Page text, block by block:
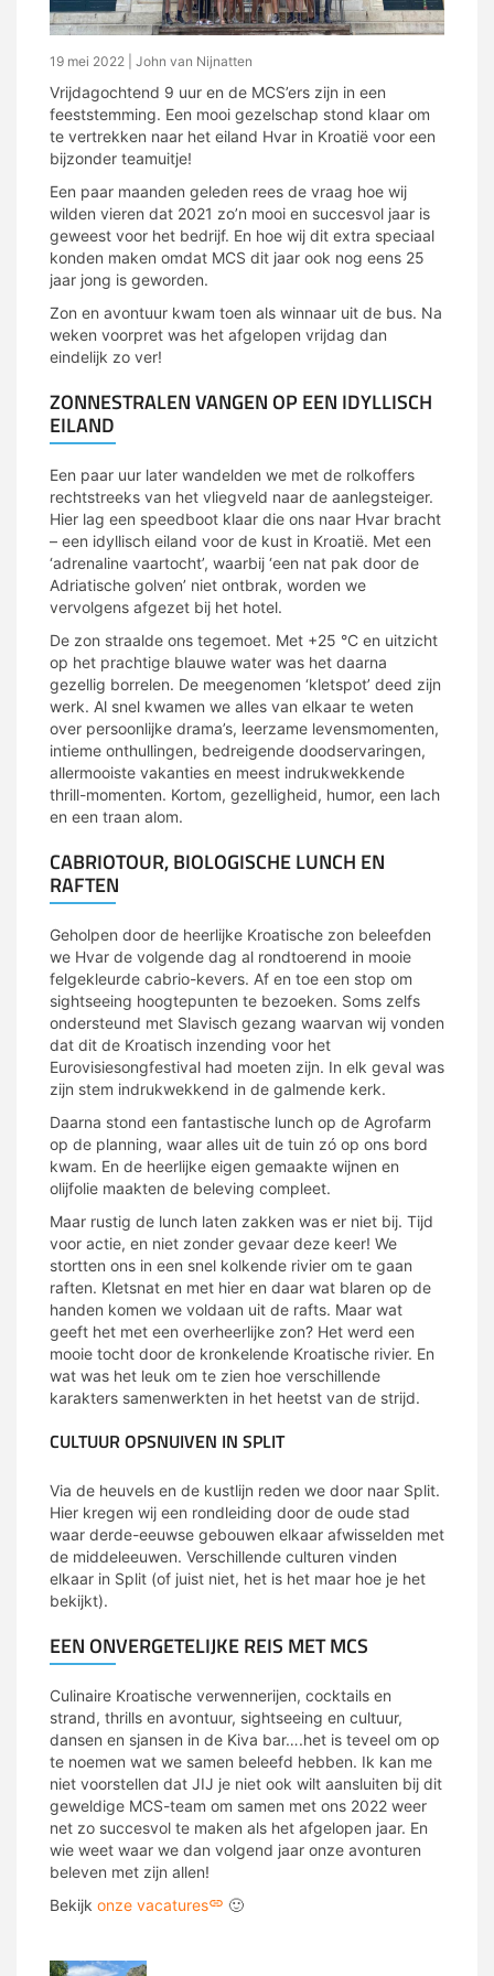
19 mei 2022 | John van Nijnatten
Vrijdagochtend 9 uur en de MCS’ers zijn in een
feeststemming. Een mooi gezelschap stond klaar om
te vertrekken naar het eiland Hvar in Kroatië voor een
bijzonder teamuitje!
Een paar maanden geleden rees de vraag hoe wij
wilden vieren dat 2021 zo’n mooi en succesvol jaar is
geweest voor het bedrijf. En hoe wij dit extra speciaal
konden maken omdat MCS dit jaar ook nog eens 25
jaar jong is geworden.
Zon en avontuur kwam toen als winnaar uit de bus. Na
weken voorpret was het afgelopen vrijdag dan
eindelijk zo ver!
ZONNESTRALEN VANGEN OP EEN IDYLLISCH
EILAND
Een paar uur later wandelden we met de rolkoffers
rechtstreeks van het vliegveld naar de aanlegsteiger.
Hier lag een speedboot klaar die ons naar Hvar bracht
– een idyllisch eiland voor de kust in Kroatië. Met een
‘adrenaline vaartocht’, waarbij ‘een nat pak door de
Adriatische golven’ niet ontbrak, worden we
vervolgens afgezet bij het hotel.
De zon straalde ons tegemoet. Met +25 °C en uitzicht
op het prachtige blauwe water was het daarna
gezellig borrelen. De meegenomen ‘kletspot’ deed zijn
werk. Al snel kwamen we alles van elkaar te weten
over persoonlijke drama’s, leerzame levensmomenten,
intieme onthullingen, bedreigende doodservaringen,
allermooiste vakanties en meest indrukwekkende
thrill-momenten. Kortom, gezelligheid, humor, een lach
en een traan alom.
CABRIOTOUR, BIOLOGISCHE LUNCH EN
RAFTEN
Geholpen door de heerlijke Kroatische zon beleefden
we Hvar de volgende dag al rondtoerend in mooie
felgekleurde cabrio-kevers. Af en toe een stop om
sightseeing hoogtepunten te bezoeken. Soms zelfs
ondersteund met Slavisch gezang waarvan wij vonden
dat dit de Kroatisch inzending voor het
Eurovisiesongfestival had moeten zijn. In elk geval was
zijn stem indrukwekkend in de galmende kerk.
Daarna stond een fantastische lunch op de Agrofarm
op de planning, waar alles uit de tuin zó op ons bord
kwam. En de heerlijke eigen gemaakte wijnen en
olijfolie maakten de beleving compleet.
Maar rustig de lunch laten zakken was er niet bij. Tijd
voor actie, en niet zonder gevaar deze keer! We
stortten ons in een snel kolkende rivier om te gaan
raften. Kletsnat en met hier en daar wat blaren op de
handen komen we voldaan uit de rafts. Maar wat
geeft het met een overheerlijke zon? Het werd een
mooie tocht door de kronkelende Kroatische rivier. En
wat was het leuk om te zien hoe verschillende
karakters samenwerkten in het heetst van de strijd.
CULTUUR OPSNUIVEN IN SPLIT
Via de heuvels en de kustlijn reden we door naar Split.
Hier kregen wij een rondleiding door de oude stad
waar derde-eeuwse gebouwen elkaar afwisselden met
de middeleeuwen. Verschillende culturen vinden
elkaar in Split (of juist niet, het is het maar hoe je het
bekijkt).
EEN ONVERGETELIJKE REIS MET MCS
Culinaire Kroatische verwennerijen, cocktails en
strand, thrills en avontuur, sightseeing en cultuur,
dansen en sjansen in de Kiva bar….het is teveel om op
te noemen wat we samen beleefd hebben. Ik kan me
niet voorstellen dat JIJ je niet ook wilt aansluiten bij dit
geweldige MCS-team om samen met ons 2022 weer
net zo succesvol te maken als het afgelopen jaar. En
wie weet waar we dan volgend jaar onze avonturen
beleven met zijn allen!
Bekijk onze vacatures
🙂